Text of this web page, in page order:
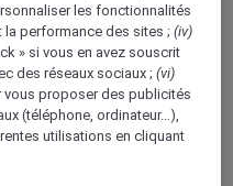
ci-dessous
les fonctionnalités
la performance des sites ;(iv)
» si vous en avez souscrit
des réseaux sociaux ;(vi)
vous proposer des publicités
(téléphone, ordinateur…),
utilisations en cliquant